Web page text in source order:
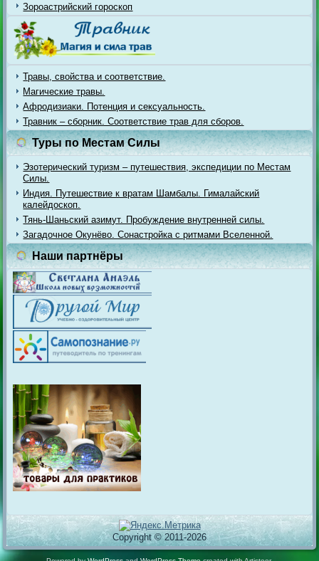
Зороастрийский гороскоп
Травы, свойства и соответствие.
Магические травы.
Афродизиаки. Потенция и сексуальность.
Травник – сборник. Соответствие трав для сборов.
Туры по Местам Силы
Эзотерический туризм – путешествия, экспедиции по Местам
Силы.
Индия. Путешествие к вратам Шамбалы. Гималайский
калейдоскоп.
Тянь-Шаньский азимут. Пробуждение внутренней силы.
Загадочное Окунёво. Сонастройка с ритмами Вселенной.
Наши партнёры
Copyright © 2011-2026